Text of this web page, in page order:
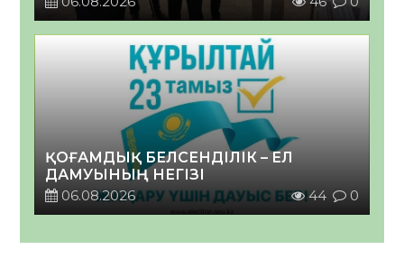
ҚОҒАМДЫҚ БЕЛСЕНДІЛІК – ЕЛ
ДАМУЫНЫҢ НЕГІЗІ
06.08.2026
44 0